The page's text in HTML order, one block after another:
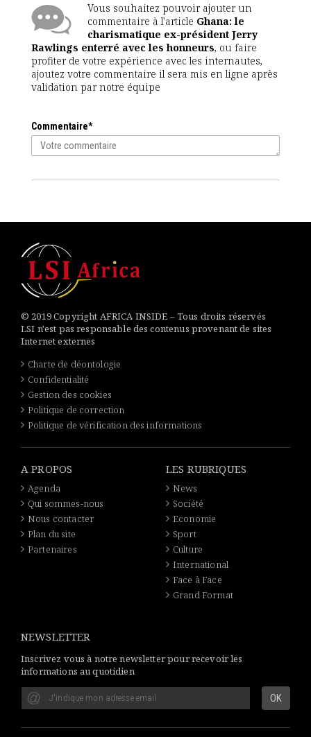
Vous souhaitez pouvoir ajouter un
commentaire à l'article Ghana: le
charismatique ex-président Jerry
Rawlings enterré avec les honneurs, ou faire
profiter de votre expérience avec les internautes,
ajoutez votre commentaire il sera mis en ligne après
validation par notre équipe
Commentaire*
© 2019 Copyright AFRICA INSIDE – Tous droits réservés
LSI n'est pas responsable des contenus provenant de sites
Internet externes
Charte de déontologie
Confidentialité
Gestion des cookies
Politique de correction
Politique de vérification des informations
A PROPOS
Agenda
Qui sommes-nous
Nous contacter
Plan du site
Partenaires
LES RUBRIQUES
News
Société
Economie
Sport
Culture
International
Face à Face
Grand Format
NEWSLETTER
Inscrivez vous à notre newsletter pour recevoir les
informations au quotidien